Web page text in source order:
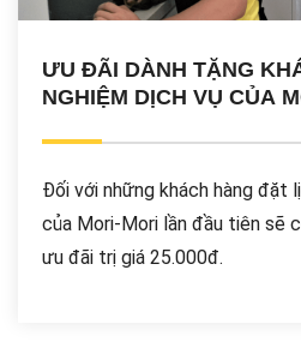
ƯU ĐÃI DÀNH TẶNG
NGHIỆM DỊCH VỤ CỦA
Đối với những khách hàng đặt
của Mori-Mori lần đầu tiên sẽ
ưu đãi trị giá 25.000đ.